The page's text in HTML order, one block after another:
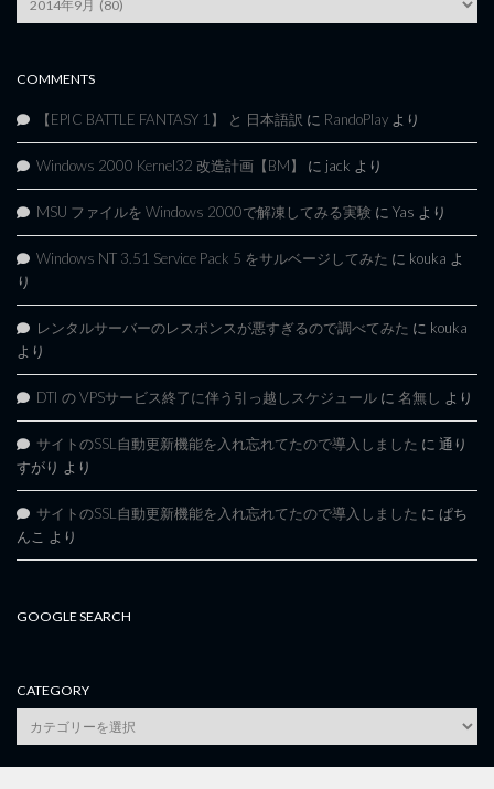
Archives
COMMENTS
【EPIC BATTLE FANTASY 1】 と 日本語訳 に RandoPlay より
Windows 2000 Kernel32 改造計画【BM】 に jack より
MSU ファイルを Windows 2000で解凍してみる実験 に Yas より
Windows NT 3.51 Service Pack 5 をサルベージしてみた に kouka よ
り
レンタルサーバーのレスポンスが悪すぎるので調べてみた に kouka
より
DTI の VPSサービス終了に伴う引っ越しスケジュール に 名無し より
サイトのSSL自動更新機能を入れ忘れてたので導入しました に 通り
すがり より
サイトのSSL自動更新機能を入れ忘れてたので導入しました に ぱち
んこ より
GOOGLE SEARCH
CATEGORY
category